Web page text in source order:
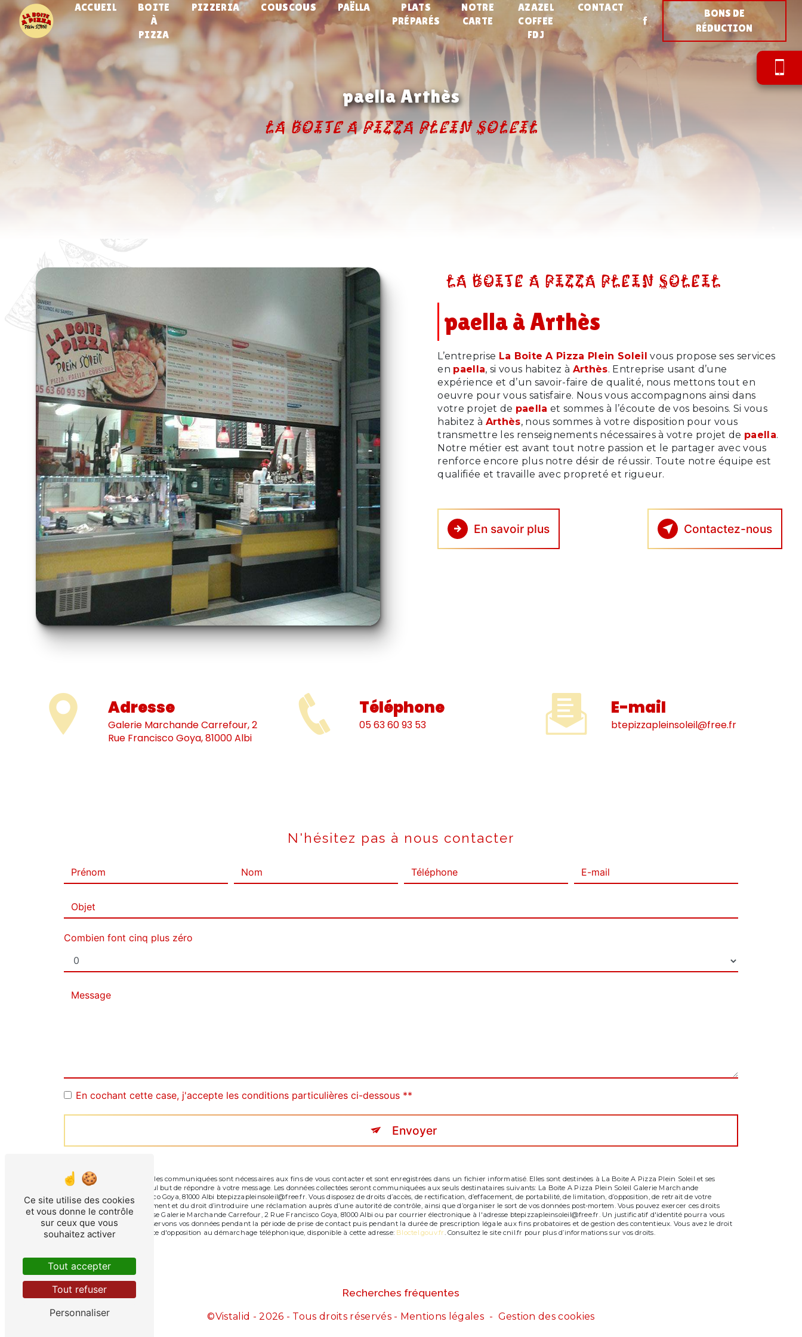
ACCUEIL
BOITE
À
PIZZA
PIZZERIA COUSCOUS PAËLLA
PLATS
PRÉPARÉS
NOTRE
CARTE
AZAZEL
COFFEE
FDJ
CONTACT
BONS DE
RÉDUCTION
paella Arthès
La Boite A Pizza Plein Soleil
LA BOITE A PIZZA PLEIN SOLEIL
paella à Arthès
L’entreprise La Boite A Pizza Plein Soleil vous propose ses services
en paella, si vous habitez à Arthès. Entreprise usant d’une
expérience et d’un savoir-faire de qualité, nous mettons tout en
oeuvre pour vous satisfaire. Nous vous accompagnons ainsi dans
votre projet de paella et sommes à l’écoute de vos besoins. Si vous
habitez à Arthès, nous sommes à votre disposition pour vous
transmettre les renseignements nécessaires à votre projet de paella.
Notre métier est avant tout notre passion et le partager avec vous
renforce encore plus notre désir de réussir. Toute notre équipe est
qualifiée et travaille avec propreté et rigueur.
En savoir plus Contactez-nous
Adresse
Galerie Marchande Carrefour, 2
Rue Francisco Goya, 81000 Albi
Téléphone
05 63 60 93 53
E-mail
btepizzapleinsoleil@free.fr
N'hésitez pas à nous contacter
Combien font cinq plus zéro
En cochant cette case, j'accepte les conditions particulières ci-dessous **
Envoyer
** Les données personnelles communiquées sont nécessaires aux fins de vous contacter et sont enregistrées dans un fichier informatisé. Elles sont destinées à La Boite A Pizza Plein Soleil et ses
sous-traitants dans le seul but de répondre à votre message. Les données collectées seront communiquées aux seuls destinataires suivants: La Boite A Pizza Plein Soleil Galerie Marchande
Carrefour, 2 Rue Francisco Goya, 81000 Albi btepizzapleinsoleil@free.fr. Vous disposez de droits d’accès, de rectification, d’effacement, de portabilité, de limitation, d’opposition, de retrait de votre
consentement à tout moment et du droit d’introduire une réclamation auprès d’une autorité de contrôle, ainsi que d’organiser le sort de vos données post-mortem. Vous pouvez exercer ces droits
par voie postale à l'adresse Galerie Marchande Carrefour, 2 Rue Francisco Goya, 81000 Albi ou par courrier électronique à l'adresse btepizzapleinsoleil@free.fr. Un justificatif d'identité pourra vous
être demandé. Nous conservons vos données pendant la période de prise de contact puis pendant la durée de prescription légale aux fins probatoires et de gestion des contentieux. Vous avez le droit
de vous inscrire sur la liste d'opposition au démarchage téléphonique, disponible à cette adresse: Bloctel.gouv.fr. Consultez le site cnil.fr pour plus d’informations sur vos droits.
Recherches fréquentes
©Vistalid - 2026 - Tous droits réservés - Mentions légales- Gestion des cookies
Panneau de gestion des cookies
Ce site utilise des cookies
et vous donne le contrôle
sur ceux que vous
souhaitez activer
Tout accepter
Tout refuser
Personnaliser